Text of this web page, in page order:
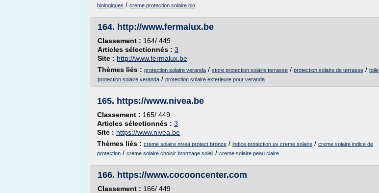
biologiques / creme protection solaire bio
164. http://www.fermalux.be
Classement : 164/ 449
Articles sélectionnés : 3
Site : http://www.fermalux.be
Thèmes liés : protection solaire veranda / store protection solaire terrasse / protection solaire de terrasse / toile
protection solaire veranda / protection solaire exterieure pour veranda
165. https://www.nivea.be
Classement : 165/ 449
Articles sélectionnés : 3
Site : https://www.nivea.be
Thèmes liés : creme solaire nivea protect bronze / indice protection uv creme solaire / creme solaire indice de
protection / creme solaire choisir bronzage soleil / creme solaire peau claire
166. https://www.cocooncenter.com
Classement : 166/ 449